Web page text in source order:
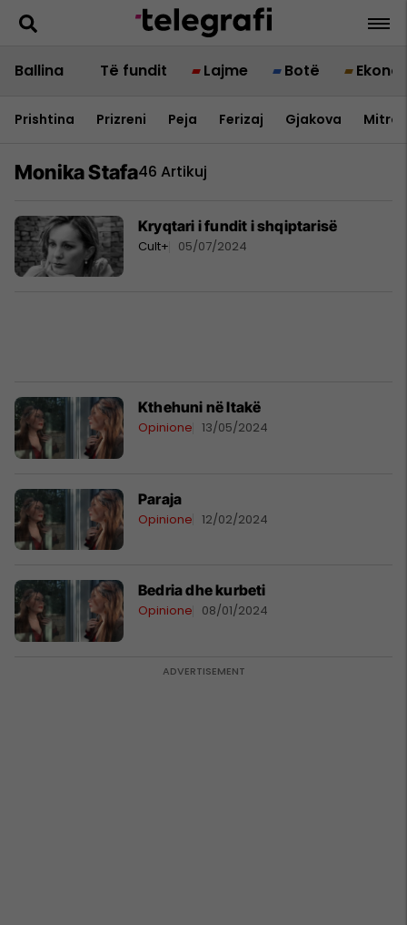
Ballina Të fundit Lajme Botë
Prishtina Prizreni Peja Ferizaj Gjakova
Monika Stafa46 Artikuj
Kryqtari i fundit i shqiptarisë
Cult+ 05/07/2024
Kthehuni në Itakë
Opinione 13/05/2024
Paraja
Opinione 12/02/2024
Bedria dhe kurbeti
Opinione 08/01/2024